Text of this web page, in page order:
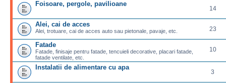
Foisoare, pergole, pavilioane
14
Alei, cai de acces
Alei, trotuare, cai de acces auto sau pietonale, pavaje, etc. 23
Fatade
Fatade, finisaje pentru fatade, tencuieli decorative, placari fatade,
fatade ventilate, etc.
10
Instalatii de alimentare cu apa
3